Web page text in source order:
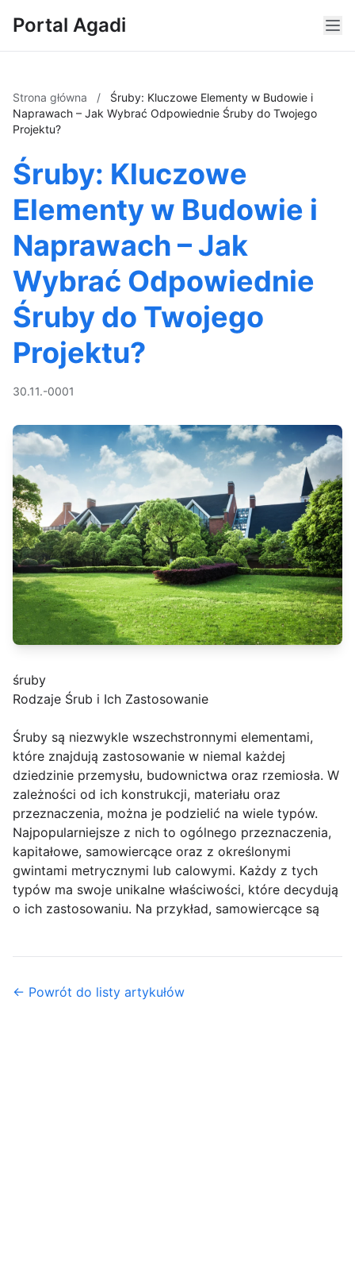
Portal Agadi
Strona główna /
Śruby: Kluczowe Elementy w Budowie i
Naprawach – Jak Wybrać Odpowiednie Śruby do Twojego
Projektu?
Śruby: Kluczowe
Elementy w Budowie i
Naprawach – Jak
Wybrać Odpowiednie
Śruby do Twojego
Projektu?
30.11.-0001
śruby
Rodzaje Śrub i Ich Zastosowanie
Śruby są niezwykle wszechstronnymi elementami,
które znajdują zastosowanie w niemal każdej
dziedzinie przemysłu, budownictwa oraz rzemiosła. W
zależności od ich konstrukcji, materiału oraz
przeznaczenia, można je podzielić na wiele typów.
Najpopularniejsze z nich to ogólnego przeznaczenia,
kapitałowe, samowiercące oraz z określonymi
gwintami metrycznymi lub calowymi. Każdy z tych
typów ma swoje unikalne właściwości, które decydują
o ich zastosowaniu. Na przykład, samowiercące są
← Powrót do listy artykułów